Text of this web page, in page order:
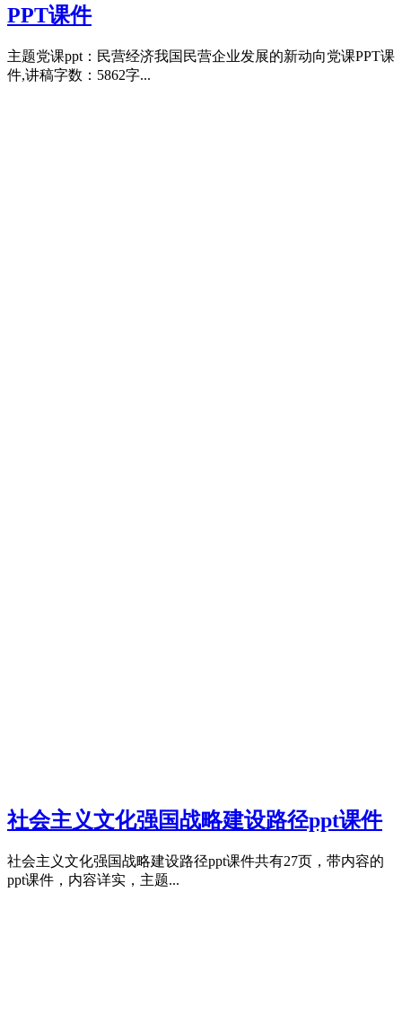
PPT课件
主题党课ppt：民营经济我国民营企业发展的新动向党课PPT课
件,讲稿字数：5862字...
社会主义文化强国战略建设路径ppt课件
社会主义文化强国战略建设路径ppt课件共有27页，带内容的
ppt课件，内容详实，主题...